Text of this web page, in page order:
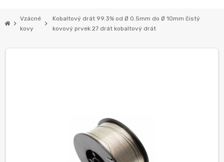
chevron_right
Vzácné
kovy
chevron_right
Kobaltový drát 99.3% od Ø 0.5mm do Ø 10mm čistý
kovový prvek 27 drát kobaltový drát